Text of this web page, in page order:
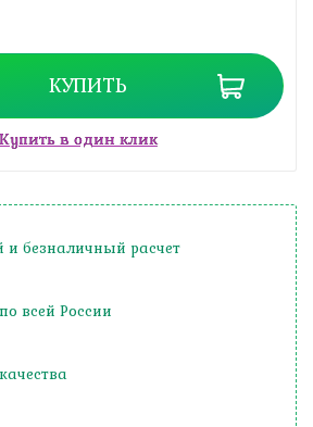
КУПИТЬ
Купить в один клик
безналичный расчет
всей России